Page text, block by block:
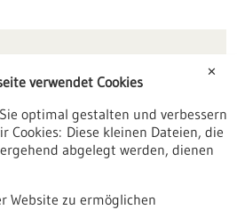
✕
verwendet Cookies
optimal gestalten und verbessern
Cookies: Diese kleinen Dateien, die
abgelegt werden, dienen
Website zu ermöglichen